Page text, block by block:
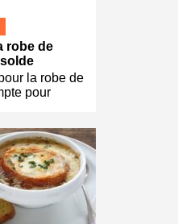
robe de
la robe de
pour